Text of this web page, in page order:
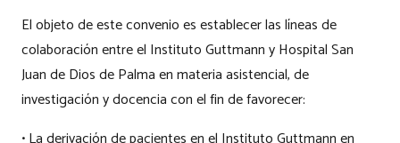
El objeto de este convenio es establecer las líneas de
colaboración entre el Instituto Guttmann y Hospital San
Juan de Dios de Palma en materia asistencial, de
investigación y docencia con el fin de favorecer: